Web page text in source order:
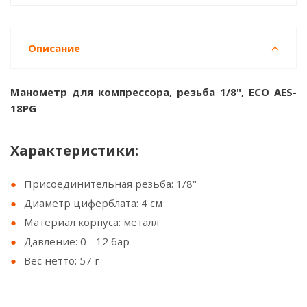
Описание
Манометр для компрессора, резьба 1/8", ECO AES-
18PG
Характеристики:
Присоединительная резьба: 1/8"
Диаметр циферблата: 4 см
Материал корпуса: металл
Давление: 0 - 12 бар
Вес нетто: 57 г